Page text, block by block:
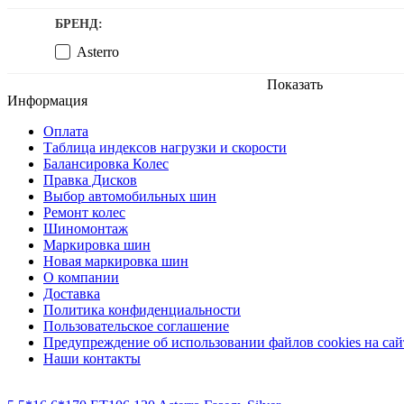
БРЕНД:
Asterro
Показать
Информация
Оплата
Таблица индексов нагрузки и скорости
Балансировка Колес
Правка Дисков
Выбор автомобильных шин
Ремонт колес
Шиномонтаж
Маркировка шин
Новая маркировка шин
О компании
Доставка
Политика конфиденциальности
Пользовательское соглашение
Предупреждение об использовании файлов cookies на
Наши контакты